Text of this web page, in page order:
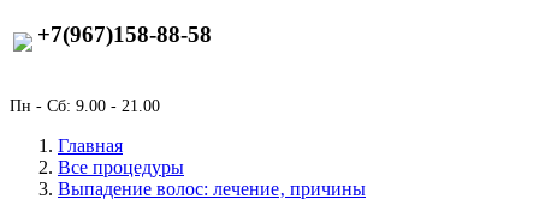
+7(967)158-88-58
Пн - Сб: 9.00 - 21.00
Главная
Все процедуры
Выпадение волос: лечение‚ причины